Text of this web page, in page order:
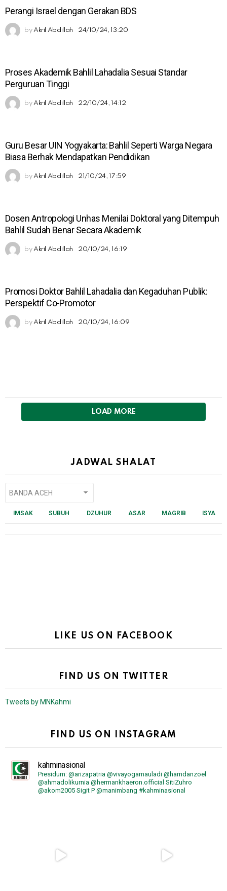
Perangi Israel dengan Gerakan BDS
by Akril Abdillah 24/10/24, 13:20
Proses Akademik Bahlil Lahadalia Sesuai Standar
Perguruan Tinggi
by Akril Abdillah 22/10/24, 14:12
Guru Besar UIN Yogyakarta: Bahlil Seperti Warga Negara
Biasa Berhak Mendapatkan Pendidikan
by Akril Abdillah 21/10/24, 17:59
Dosen Antropologi Unhas Menilai Doktoral yang Ditempuh
Bahlil Sudah Benar Secara Akademik
by Akril Abdillah 20/10/24, 16:19
Promosi Doktor Bahlil Lahadalia dan Kegaduhan Publik:
Perspektif Co-Promotor
by Akril Abdillah 20/10/24, 16:09
LOAD MORE
JADWAL SHALAT
IMSAK SUBUH DZUHUR ASAR MAGRIB ISYA
LIKE US ON FACEBOOK
FIND US ON TWITTER
Tweets by MNKahmi
FIND US ON INSTAGRAM
kahminasional
Presidum: @arizapatria @vivayogamauladi @hamdanzoel
@ahmadolikurnia @hermankhaeron.official SitiZuhro
@akom2005 Sigit P @manimbang #kahminasional